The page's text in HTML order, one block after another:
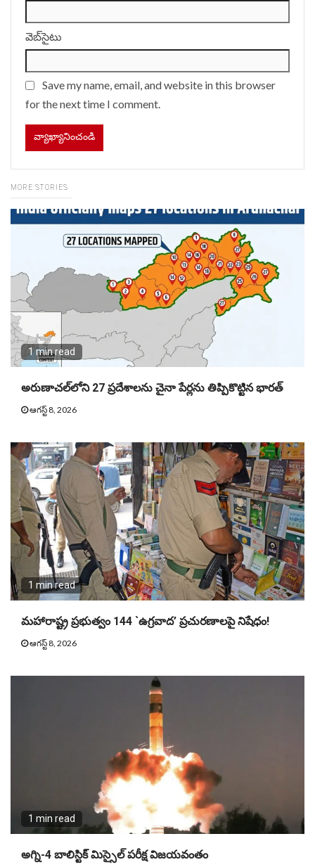
వెబ్‌సైటు
Save my name, email, and website in this browser
for the next time I comment.
MORE STORIES
1 min read
అరుణాచల్‌లోని 27 ప్రదేశాలను చైనా పేర్లను తిప్పికొట్టిన భారత్
ఆగస్ట్ 8, 2026
1 min read
మహారాష్ట్ర ప్రభుత్వం 144 `ఉగ్రవాద’ ప్రచురణాలపై నిషేధం!
ఆగస్ట్ 8, 2026
1 min read
అగ్ని-4 బాలిస్టిక్ మిస్సైల్ పరీక్ష విజయవంతం